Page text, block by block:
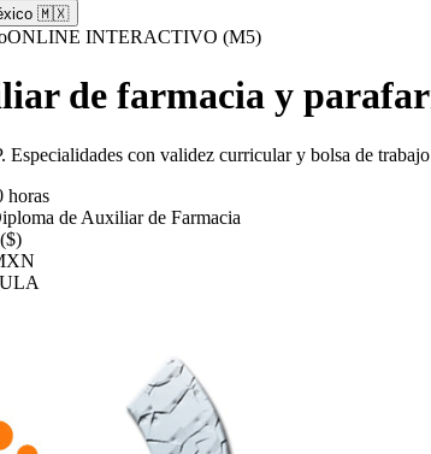
🇲🇽
ONLINE INTERACTIVO (M5)
de farmacia y
. Especialidades con validez curricular y bolsa de trabajo
horas
de Auxiliar de Farmacia